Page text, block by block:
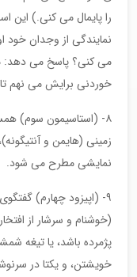
را پایمال می کنی.) این
نمایندگی از وجدان
می کنی؟ پاسخ می دهد:
خوردنی برایش می نهم
۸- (استاسیمون سوم)
زمینی (هایمن و
نمایشی مطرح می شود.
۹- (اپیزود چهارم)
(خوشنام و سرشار از
پژمرده باشد، یا تیغه
خویشتن، و یکتا در